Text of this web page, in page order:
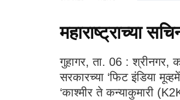
महाराष्ट्राच्या
गुहागर, ता. 06 : श्रीनगर,
सरकारच्या ‘फिट इंडिया
‘काश्मीर ते कन्याकुमारी